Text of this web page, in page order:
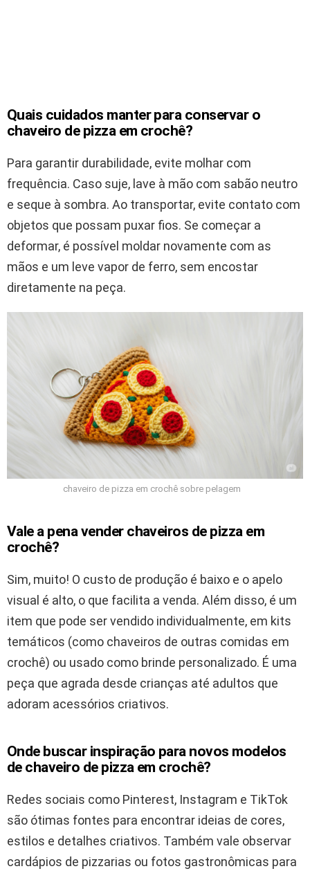
Quais cuidados manter para conservar o
chaveiro de pizza em crochê?
Para garantir durabilidade, evite molhar com
frequência. Caso suje, lave à mão com sabão neutro
e seque à sombra. Ao transportar, evite contato com
objetos que possam puxar fios. Se começar a
deformar, é possível moldar novamente com as
mãos e um leve vapor de ferro, sem encostar
diretamente na peça.
chaveiro de pizza em crochê sobre pelagem
Vale a pena vender chaveiros de pizza em
crochê?
Sim, muito! O custo de produção é baixo e o apelo
visual é alto, o que facilita a venda. Além disso, é um
item que pode ser vendido individualmente, em kits
temáticos (como chaveiros de outras comidas em
crochê) ou usado como brinde personalizado. É uma
peça que agrada desde crianças até adultos que
adoram acessórios criativos.
Onde buscar inspiração para novos modelos
de chaveiro de pizza em crochê?
Redes sociais como Pinterest, Instagram e TikTok
são ótimas fontes para encontrar ideias de cores,
estilos e detalhes criativos. Também vale observar
cardápios de pizzarias ou fotos gastronômicas para